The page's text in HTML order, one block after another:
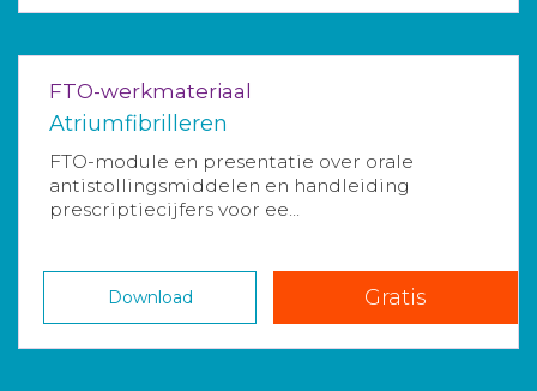
FTO-werkmateriaal
Atriumfibrilleren
FTO-module en presentatie over orale
antistollingsmiddelen en handleiding
prescriptiecijfers voor ee...
Download Gratis